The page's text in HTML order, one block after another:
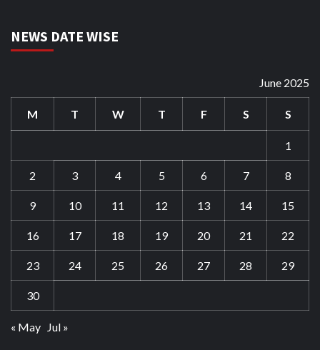
NEWS DATE WISE
June 2025
M T W T F S S
1
2 3 4 5 6 7 8
9 10 11 12 13 14 15
16 17 18 19 20 21 22
23 24 25 26 27 28 29
30
« May Jul »